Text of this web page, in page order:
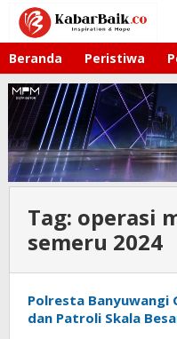
Lewati
konten
Beranda Peristiwa
Tag: operasi
semeru 2024
Polresta Banyuwangi
dan Patroli Skala